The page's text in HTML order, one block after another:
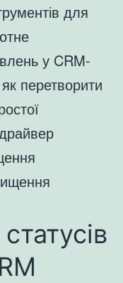
для
у CRM-
перетворити